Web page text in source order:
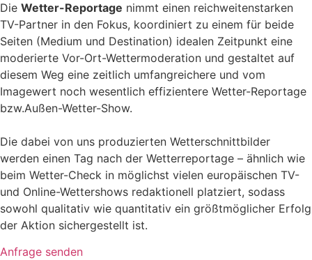
Die Wetter-Reportage nimmt einen reichweitenstarken
TV-Partner in den Fokus, koordiniert zu einem für beide
Seiten (Medium und Destination) idealen Zeitpunkt eine
moderierte Vor-Ort-Wettermoderation und gestaltet auf
diesem Weg eine zeitlich umfangreichere und vom
Imagewert noch wesentlich effizientere Wetter-Reportage
bzw.Außen-Wetter-Show.
Die dabei von uns produzierten Wetterschnittbilder
werden einen Tag nach der Wetterreportage – ähnlich wie
beim Wetter-Check in möglichst vielen europäischen TV-
und Online-Wettershows redaktionell platziert, sodass
sowohl qualitativ wie quantitativ ein größtmöglicher Erfolg
der Aktion sichergestellt ist.
Anfrage senden